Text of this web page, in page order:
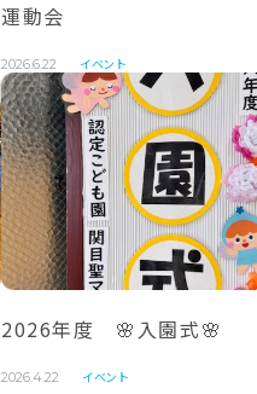
運動会
2026.6.22 イベント
2026年度 🌸入園式🌸
2026.4.22 イベント